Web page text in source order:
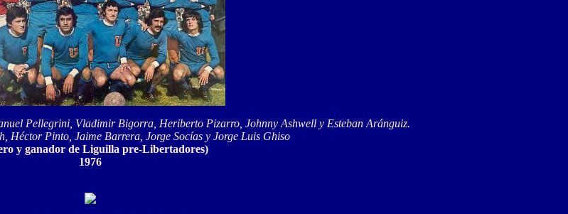
Pellegrini, Vladimir Bigorra, Heriberto Pizarro, Johnny Ashwell y Esteban Aránguiz.
Héctor Pinto, Jaime Barrera, Jorge Socías y Jorge Luis Ghiso
y ganador de Liguilla pre-Libertadores)
1976